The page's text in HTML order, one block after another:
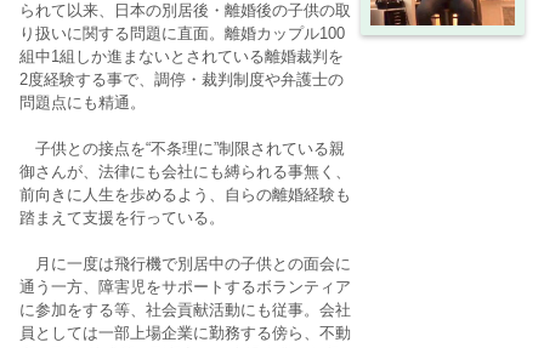
られて以来、日本の別居後・離婚後の子供の取
り扱いに関する問題に直面。離婚カップル100
組中1組しか進まないとされている離婚裁判を
2度経験する事で、調停・裁判制度や弁護士の
問題点にも精通。
子供との接点を“不条理に”制限されている親
御さんが、法律にも会社にも縛られる事無く、
前向きに人生を歩めるよう、自らの離婚経験も
踏まえて支援を行っている。
月に一度は飛行機で別居中の子供との面会に
通う一方、障害児をサポートするボランティア
に参加をする等、社会貢献活動にも従事。会社
員としては一部上場企業に勤務する傍ら、不動